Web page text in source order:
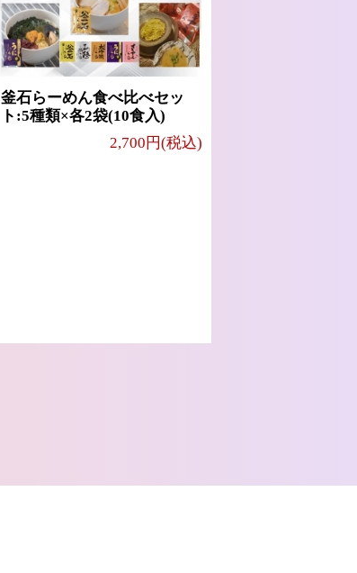
釜石らーめん食べ比べセッ
ト:5種類×各2袋(10食入)
2,700円(税込)